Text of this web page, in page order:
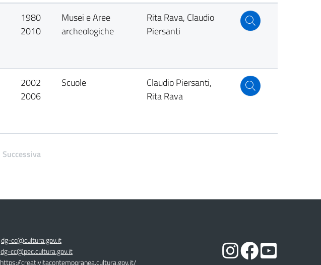
1980
2010
Musei e Aree
archeologiche
Rita Rava, Claudio
Piersanti
2002
2006
Scuole
Claudio Piersanti,
Rita Rava
Pagina
Successiva
dg-cc@cultura.gov.it
dg-cc@pec.cultura.gov.it
https://creativitacontemporanea.cultura.gov.it/